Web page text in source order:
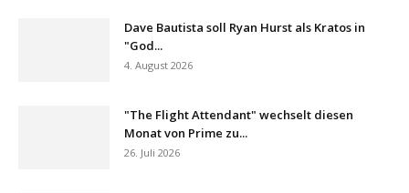
Dave Bautista soll Ryan Hurst als Kratos in
"God...
4. August 2026
"The Flight Attendant" wechselt diesen
Monat von Prime zu...
26. Juli 2026